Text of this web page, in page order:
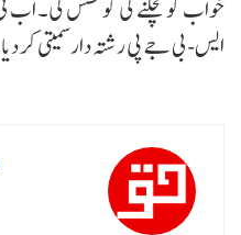
خواب کو کچلنے کی کوشش کی۔ اب
ایس- بی جے پی رشتہ دار سمیتی کر